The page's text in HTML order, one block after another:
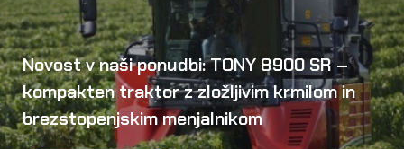
Novost v naši ponudbi: TONY 8900 SR –
kompakten traktor z zložljivim krmilom in
brezstopenjskim menjalnikom